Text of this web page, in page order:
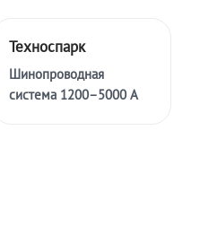
Техноспарк
Шинопроводная
система 1200–5000 А